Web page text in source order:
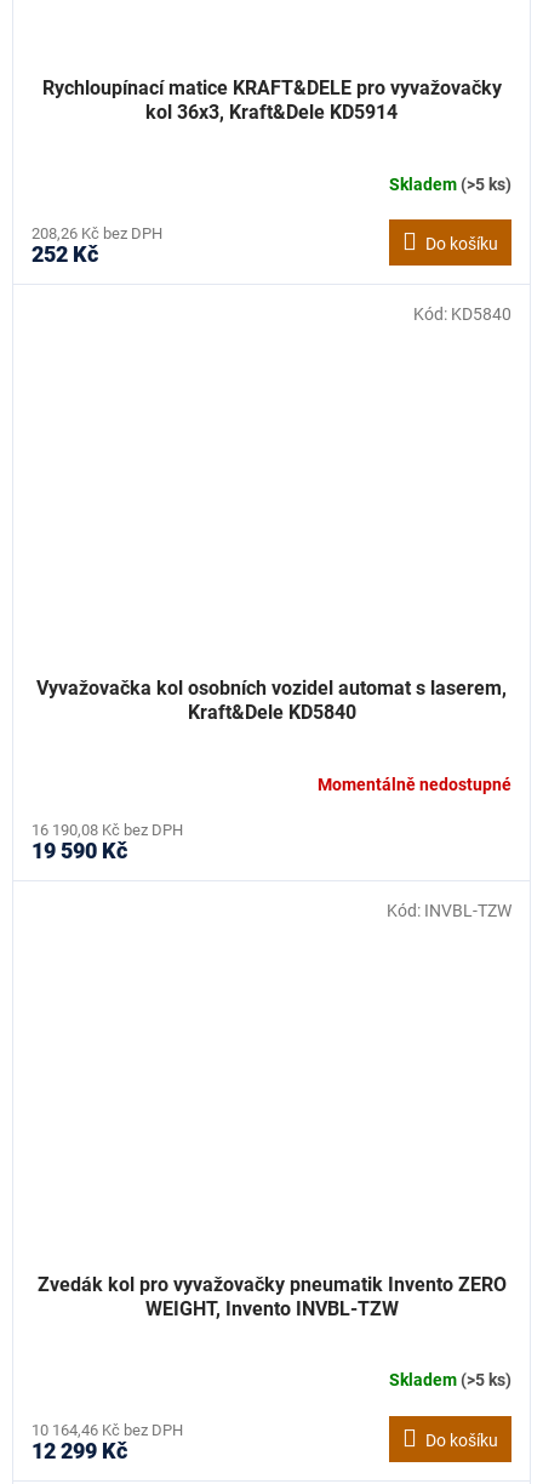
Rychloupínací matice KRAFT&DELE pro vyvažovačky
kol 36x3, Kraft&Dele KD5914
Skladem(>5 ks)
208,26 Kč bez DPH
252 Kč Do košíku
Vyvažovačka kol osobních vozidel automat s laserem,
Kraft&Dele KD5840
Momentálně nedostupné
16 190,08 Kč bez DPH
19 590 Kč
Kód: KD5840
Zvedák kol pro vyvažovačky pneumatik Invento ZERO
WEIGHT, Invento INVBL-TZW
Skladem(>5 ks)
10 164,46 Kč bez DPH
12 299 Kč Do košíku
Kód: INVBL-TZW